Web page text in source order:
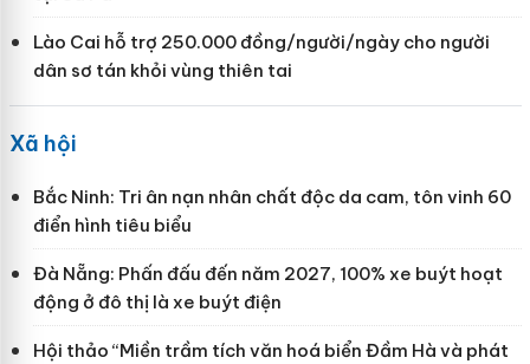
Lào Cai hỗ trợ 250.000 đồng/người/ngày cho người
dân sơ tán khỏi vùng thiên tai
Xã hội
Bắc Ninh: Tri ân nạn nhân chất độc da cam, tôn vinh 60
điển hình tiêu biểu
Đà Nẵng: Phấn đấu đến năm 2027, 100% xe buýt hoạt
động ở đô thị là xe buýt điện
Hội thảo “Miền trầm tích văn hoá biển Đầm Hà và phát